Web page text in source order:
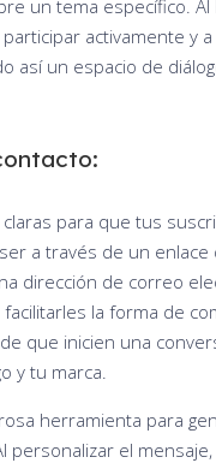
un tema específico. Al
activamente y
así un espacio de
para que tus
a través de un
dirección de correo
la forma de
que inicien una
y tu marca.
herramienta para
personalizar el